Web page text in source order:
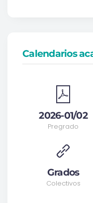
Calendarios
2026-01/02
Pregrado
Grados
Colectivos